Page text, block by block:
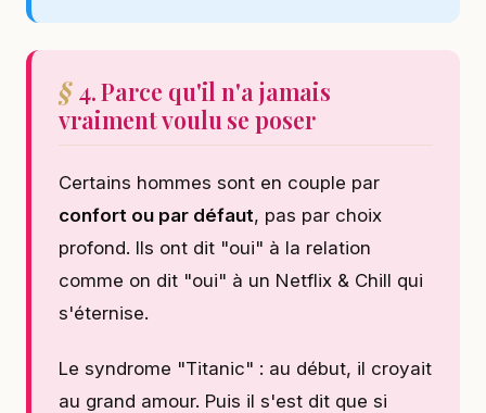
4. Parce qu'il n'a jamais
vraiment voulu se poser
Certains hommes sont en couple par
confort ou par défaut, pas par choix
profond. Ils ont dit "oui" à la relation
comme on dit "oui" à un Netflix & Chill qui
s'éternise.
Le syndrome "Titanic" : au début, il croyait
au grand amour. Puis il s'est dit que si